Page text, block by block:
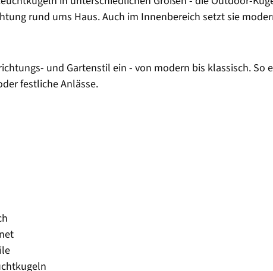
rund ums Haus. Auch im Innenbereich setzt sie
und Gartenstil ein - von modern bis klassisch.
festliche Anlässe.